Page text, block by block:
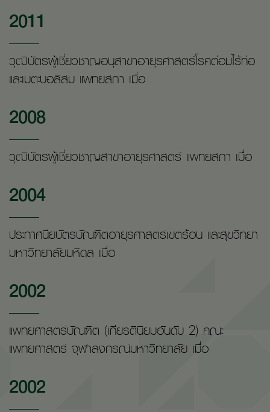
2011
วุฒิบัตรผู้เชี่ยวชาญอนุสาขาอายุรศาสตร์โรคต่อมไร้ท่อ
และเมตะบอลิสม แพทยสภา เมื่อ
2008
วุฒิบัตรผู้เชี่ยวชาญสาขาอายุรศาสตร์ แพทยสภา เมื่อ
2004
ประกาศนียบัตรบัณฑิตอายุรศาสตร์เขตร้อน และสุขวิทยา
มหาวิทยาลัยมหิดล เมื่อ
2002
แพทยศาสตร์บัณฑิต (เกียรตินิยมอันดับ 2) คณะ
แพทยศาสตร์ จุฬาลงกรณ์มหาวิทยาลัย เมื่อ
2002